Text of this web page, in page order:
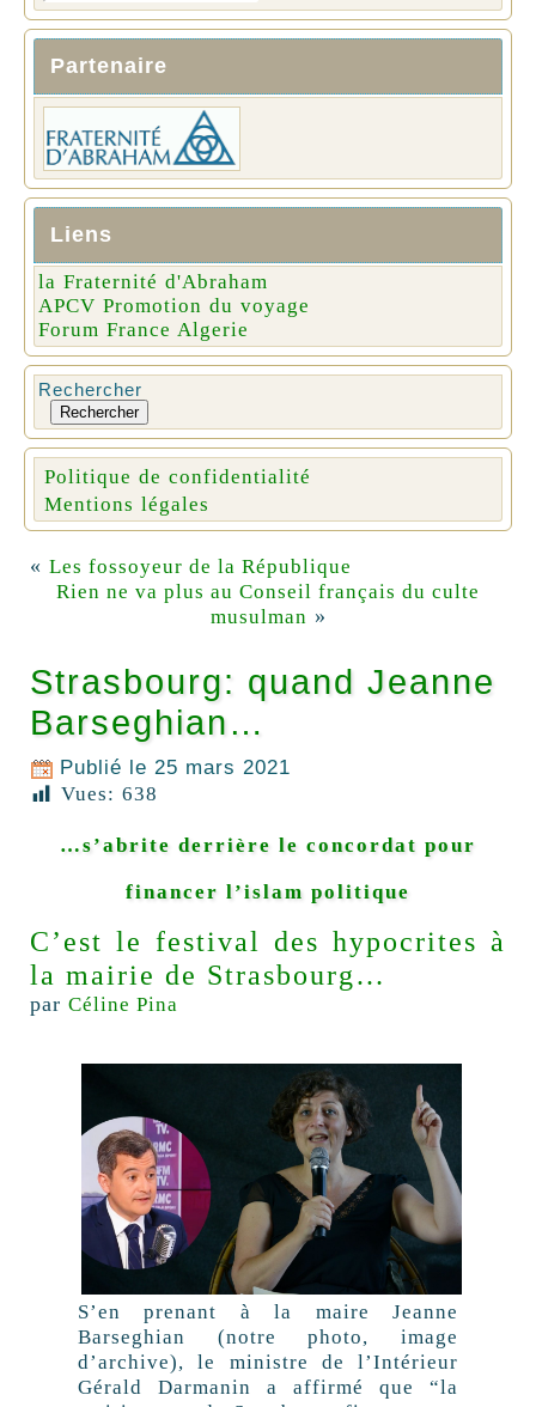
Partenaire
Liens
la Fraternité d'Abraham
APCV Promotion du voyage
Forum France Algerie
Rechercher
Rechercher
Politique de confidentialité
Mentions légales
« Les fossoyeur de la République
Rien ne va plus au Conseil français du culte
musulman »
Strasbourg: quand Jeanne
Barseghian…
Publié le 25 mars 2021
Vues: 638
…s’abrite derrière le concordat pour
financer l’islam politique
C’est le festival des hypocrites à
la mairie de Strasbourg…
par Céline Pina
S’en prenant à la maire Jeanne
Barseghian (notre photo, image
d’archive), le ministre de l’Intérieur
Gérald Darmanin a affirmé que “la